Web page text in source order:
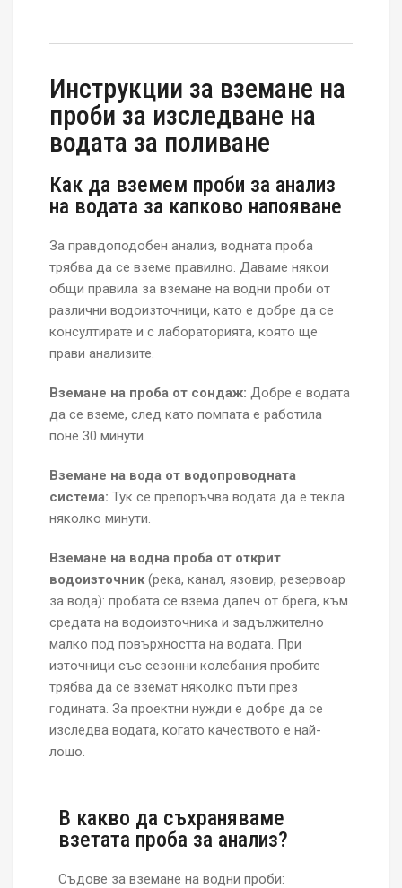
Инструкции за вземане на
проби за изследване на
водата за поливане
Как да вземем проби за анализ
на водата за капково напояване
За правдоподобен анализ, водната проба
трябва да се вземе правилно. Даваме някои
общи правила за вземане на водни проби от
различни водоизточници, като е добре да се
консултирате и с лабораторията, която ще
прави анализите.
Вземане на проба от сондаж: Добре е водата
да се вземе, след като помпата е работила
поне 30 минути.
Вземане на вода от водопроводната
система: Тук се препоръчва водата да е текла
няколко минути.
Вземане на водна проба от открит
водоизточник (река, канал, язовир, резервоар
за вода): пробата се взема далеч от брега, към
средата на водоизточника и задължително
малко под повърхността на водата. При
източници със сезонни колебания пробите
трябва да се вземат няколко пъти през
годината. За проектни нужди е добре да се
изследва водата, когато качеството е най-
лошо.
В какво да съхраняваме
взетата проба за анализ?
Съдове за вземане на водни проби: